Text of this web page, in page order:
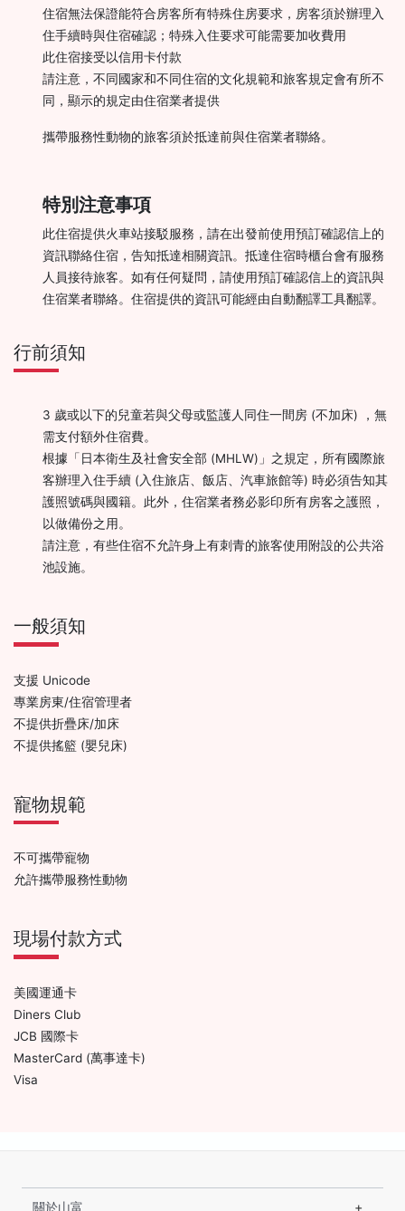
住宿無法保證能符合房客所有特殊住房要求，房客須於辦理入
住手續時與住宿確認；特殊入住要求可能需要加收費用
此住宿接受以信用卡付款
請注意，不同國家和不同住宿的文化規範和旅客規定會有所不
同，顯示的規定由住宿業者提供
攜帶服務性動物的旅客須於抵達前與住宿業者聯絡。
特別注意事項
此住宿提供火車站接駁服務，請在出發前使用預訂確認信上的
資訊聯絡住宿，告知抵達相關資訊。抵達住宿時櫃台會有服務
人員接待旅客。如有任何疑問，請使用預訂確認信上的資訊與
住宿業者聯絡。住宿提供的資訊可能經由自動翻譯工具翻譯。
行前須知
3 歲或以下的兒童若與父母或監護人同住一間房 (不加床) ，無
需支付額外住宿費。
根據「日本衛生及社會安全部 (MHLW)」之規定，所有國際旅
客辦理入住手續 (入住旅店、飯店、汽車旅館等) 時必須告知其
護照號碼與國籍。此外，住宿業者務必影印所有房客之護照，
以做備份之用。
請注意，有些住宿不允許身上有刺青的旅客使用附設的公共浴
池設施。
一般須知
支援 Unicode
專業房東/住宿管理者
不提供折疊床/加床
不提供搖籃 (嬰兒床)
寵物規範
不可攜帶寵物
允許攜帶服務性動物
現場付款方式
美國運通卡
Diners Club
JCB 國際卡
MasterCard (萬事達卡)
Visa
關於山富